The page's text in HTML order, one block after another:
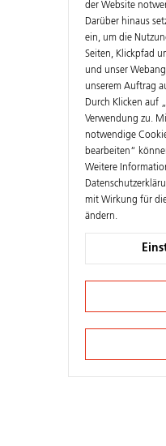
der Website
Darüber hinaus
ein, um die
Seiten, Klickpfad
und unser
unserem Auftrag
Durch Klicken auf
Verwendung zu.
notwendige
bearbeiten“
Weitere
mit Wirkung für
ändern.